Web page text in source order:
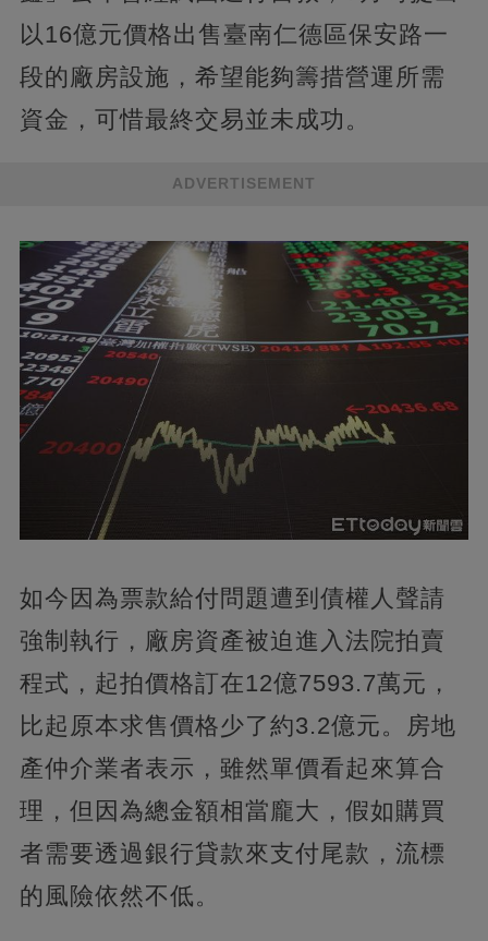
以16億元價格出售臺南仁德區保安路一
段的廠房設施，希望能夠籌措營運所需
資金，可惜最終交易並未成功。
ADVERTISEMENT
如今因為票款給付問題遭到債權人聲請
強制執行，廠房資產被迫進入法院拍賣
程式，起拍價格訂在12億7593.7萬元，
比起原本求售價格少了約3.2億元。房地
產仲介業者表示，雖然單價看起來算合
理，但因為總金額相當龐大，假如購買
者需要透過銀行貸款來支付尾款，流標
的風險依然不低。